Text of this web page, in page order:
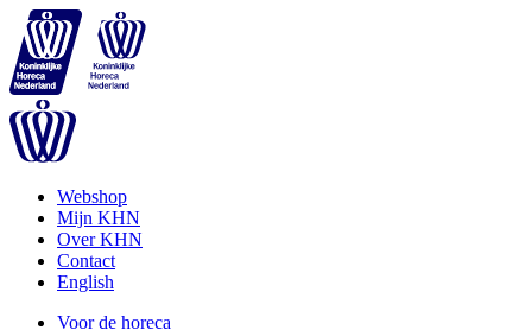
Webshop
Mijn KHN
Over KHN
Contact
English
Voor de horeca